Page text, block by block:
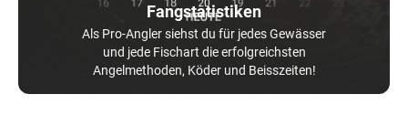
Fangstatistiken
Als Pro-Angler siehst du für jedes Gewässer
und jede Fischart die erfolgreichsten
Angelmethoden, Köder und Beisszeiten!